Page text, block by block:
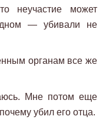
неучастие может
— убивали не
органам все же
Мне потом еще
убил его отца.